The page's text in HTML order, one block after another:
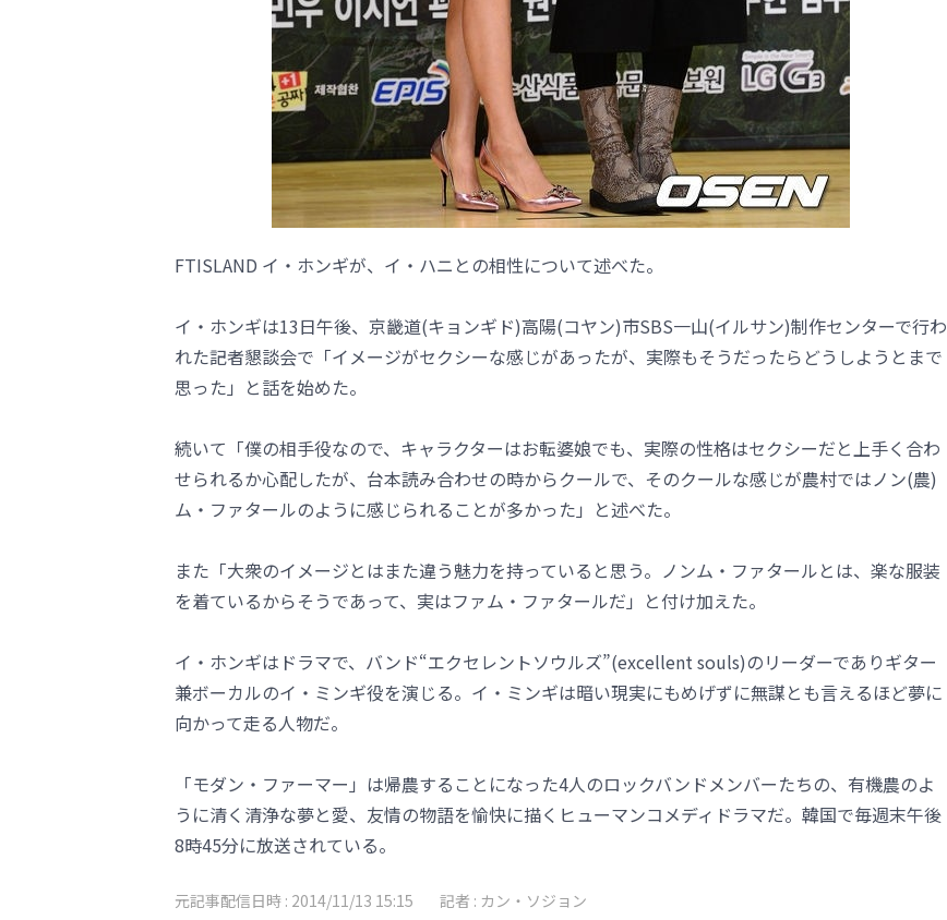
FTISLAND イ・ホンギが、イ・ハニとの相性について述べた。
イ・ホンギは13日午後、京畿道(キョンギド)高陽(コヤン)市SBS一山(イルサン)制作センターで行わ
れた記者懇談会で「イメージがセクシーな感じがあったが、実際もそうだったらどうしようとまで
思った」と話を始めた。
続いて「僕の相手役なので、キャラクターはお転婆娘でも、実際の性格はセクシーだと上手く合わ
せられるか心配したが、台本読み合わせの時からクールで、そのクールな感じが農村ではノン(農)
ム・ファタールのように感じられることが多かった」と述べた。
また「大衆のイメージとはまた違う魅力を持っていると思う。ノンム・ファタールとは、楽な服装
を着ているからそうであって、実はファム・ファタールだ」と付け加えた。
イ・ホンギはドラマで、バンド“エクセレントソウルズ”(excellent souls)のリーダーでありギター
兼ボーカルのイ・ミンギ役を演じる。イ・ミンギは暗い現実にもめげずに無謀とも言えるほど夢に
向かって走る人物だ。
「モダン・ファーマー」は帰農することになった4人のロックバンドメンバーたちの、有機農のよ
うに清く清浄な夢と愛、友情の物語を愉快に描くヒューマンコメディドラマだ。韓国で毎週末午後
8時45分に放送されている。
元記事配信日時 : 2014/11/13 15:15 記者 : カン・ソジョン